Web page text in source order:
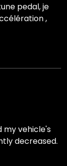
pedal, je
,
vehicle's
decreased.